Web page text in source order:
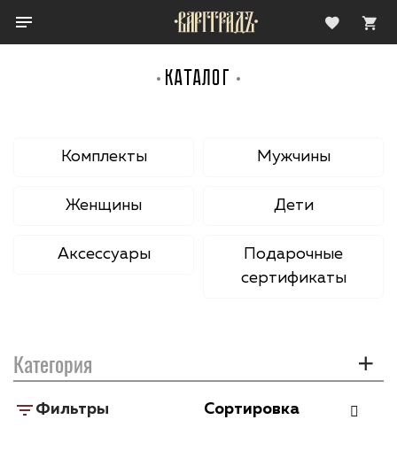
КАТАЛОГ
Комплекты Мужчины
Женщины Дети
Аксессуары
Подарочные
сертификаты
Категория
Фильтры